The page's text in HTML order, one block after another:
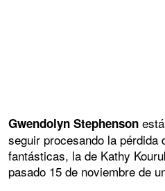
Gwendolyn Stephenson
seguir procesando la pérdida
fantásticas, la de Kathy
pasado 15 de noviembre de